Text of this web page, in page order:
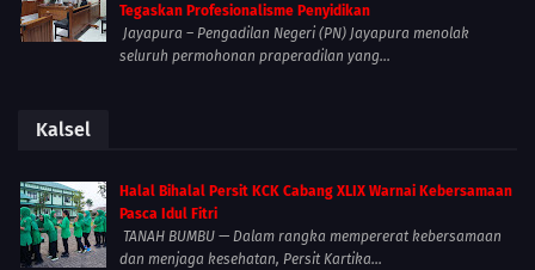
Tegaskan Profesionalisme Penyidikan
Jayapura – Pengadilan Negeri (PN) Jayapura menolak
seluruh permohonan praperadilan yang...
Kalsel
Halal Bihalal Persit KCK Cabang XLIX Warnai Kebersamaan
Pasca Idul Fitri
TANAH BUMBU — Dalam rangka mempererat kebersamaan
dan menjaga kesehatan, Persit Kartika...